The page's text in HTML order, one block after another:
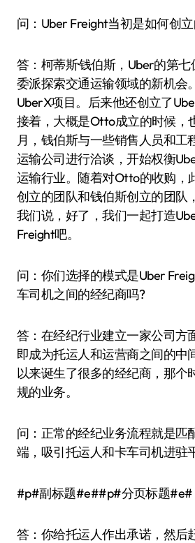
问：Uber Freight当初是如何创
答：柯蒂斯·钱伯斯，Uber的第
委派探索交通运输领域的新机会
UberX项目。后来他还创立了
接着，大概是Otto成立的时候，
月，钱伯斯与一些销售人员和工
运输公司进行洽谈，开始权衡
运输行业。随着对Otto的收购，
创立的团队和钱伯斯创立的团队
我们说，好了，我们一起打造
Freight吧。
问：你们选择的模式是Uber
车司机之间的经纪商吗?
答：在经纪行业建立一家公司方
即成为托运人和运营商之间的中
以来诞生了很多的经纪商，那个
规的业务。
问：正常的经纪业务流程就是匹
端，吸引托运人和卡车司机进驻
#p#副标题#e##p#分页标题#e#
答：你给托运人作出承诺，然后